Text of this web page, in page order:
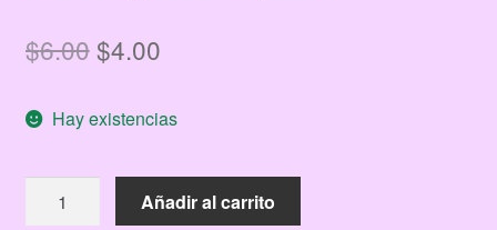
$6.00El
original
era:
$6.00.
$4.00El
actual
es:
$4.00.
Hay existencias
Añadir al carrito